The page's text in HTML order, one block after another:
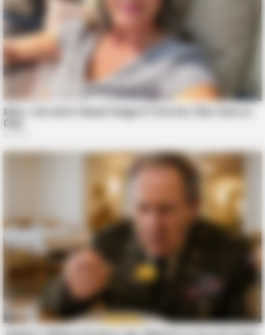
Giant Object Found In Forest Stuns Scientists
Pfizer's Worst Nightmare: Men Canceling $80 Prescriptions